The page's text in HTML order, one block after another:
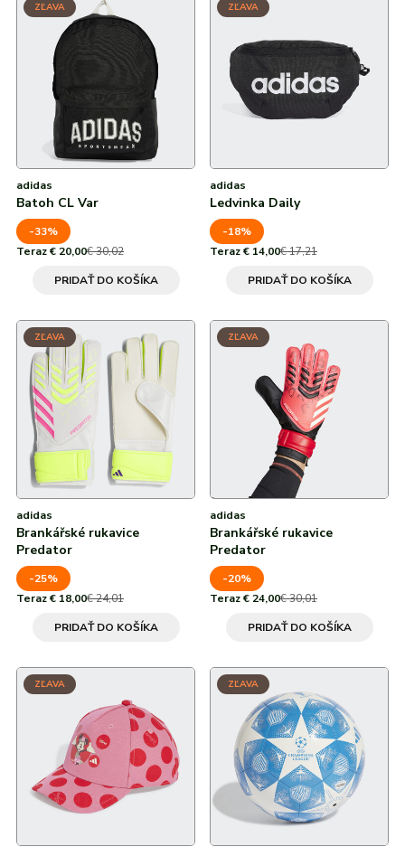
ZĽAVA
adidas
Batoh CL Var
-33%
Teraz € 20,00€ 30,02
PRIDAŤ DO KOŠÍKA
ZĽAVA
adidas
Ledvinka Daily
-18%
Teraz € 14,00€ 17,21
PRIDAŤ DO KOŠÍKA
ZĽAVA
adidas
Brankářské rukavice
Predator
-25%
Teraz € 18,00€ 24,01
PRIDAŤ DO KOŠÍKA
ZĽAVA
adidas
Brankářské rukavice
Predator
-20%
Teraz € 24,00€ 30,01
PRIDAŤ DO KOŠÍKA
ZĽAVA ZĽAVA